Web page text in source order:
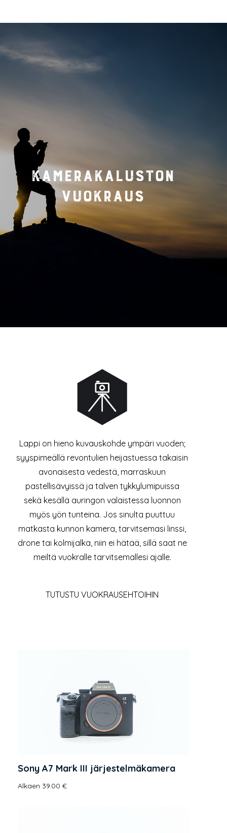
Kamerakaluston
vuokraus
Lappi on hieno kuvauskohde ympäri vuoden;
syyspimeällä revontulien heijastuessa takaisin
avonaisesta vedestä, marraskuun
pastellisävyissä ja talven tykkylumipuissa
sekä kesällä auringon valaistessa luonnon
myös yön tunteina. Jos sinulta puuttuu
matkasta kunnon kamera, tarvitsemasi linssi,
drone tai kolmijalka, niin ei hätää, sillä saat ne
meiltä vuokralle tarvitsemallesi ajalle.
TUTUSTU VUOKRAUSEHTOIHIN
Sony A7 Mark III järjestelmäkamera
Alkaen 39.00 €